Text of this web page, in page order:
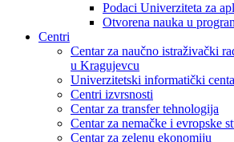
Podaci Univerziteta za
Otvorena nauka u
Centri
Centar za naučno istraživački
u Kragujevcu
Univerzitetski informatički
Centri izvrsnosti
Centar za transfer tehnologija
Centar za nemačke i evropske
Centar za zelenu ekonomiju